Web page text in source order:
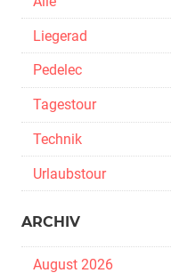
Liegerad
Pedelec
Tagestour
Technik
Urlaubstour
ARCHIV
August 2026